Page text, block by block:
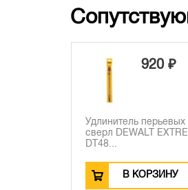
920 ₽
Удлинитель перьевых
сверл DEWALT
DT48...
В КОРЗИНУ